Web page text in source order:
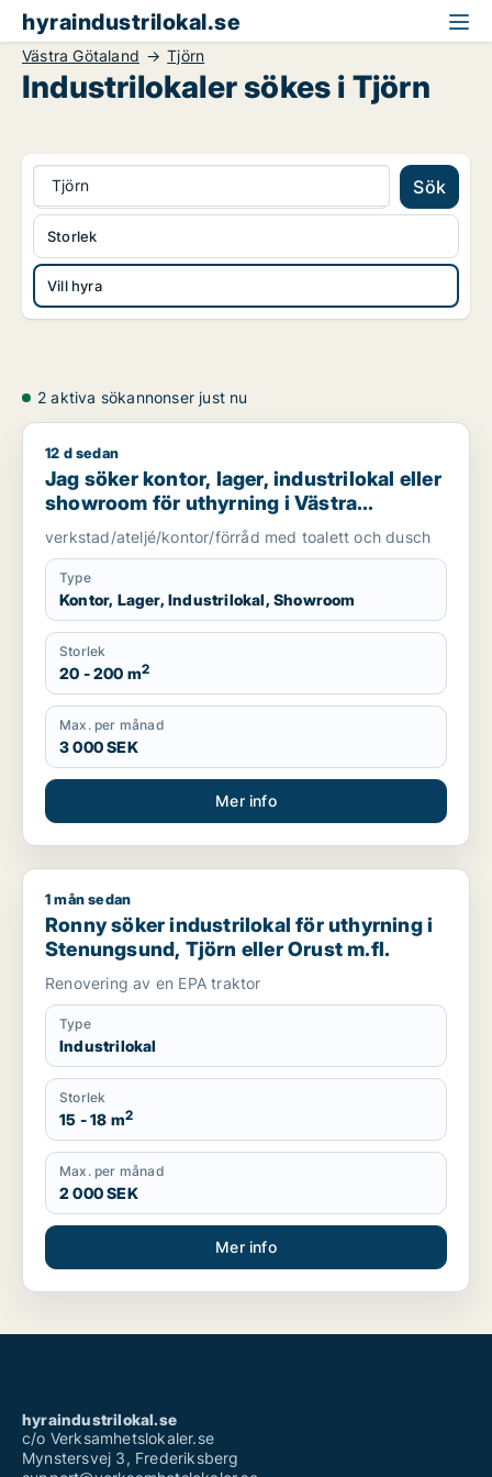
hyraindustrilokal.se
Västra Götaland Tjörn
Industrilokaler sökes i Tjörn
Tjörn Sök
Vill hyra
Storlek
2 aktiva sökannonser just nu
Jag söker kontor, lager, industrilokal eller showroom för
12 d sedan
Jag söker kontor, lager, industrilokal eller
showroom för uthyrning i Västra
Götaland
verkstad/ateljé/kontor/förråd med toalett och dusch
Type
Kontor, Lager, Industrilokal, Showroom
Storlek
20 - 200 m2
Max. per månad
3 000 SEK
Mer info
Ronny söker industrilokal för uthyrning i Stenungsund, Tjörn
1 mån sedan
Ronny söker industrilokal för uthyrning i
Stenungsund, Tjörn eller Orust m.fl.
Renovering av en EPA traktor
Type
Industrilokal
Storlek
15 - 18 m2
Max. per månad
2 000 SEK
Mer info
hyraindustrilokal.se
c/o Verksamhetslokaler.se
Mynstersvej 3, Frederiksberg